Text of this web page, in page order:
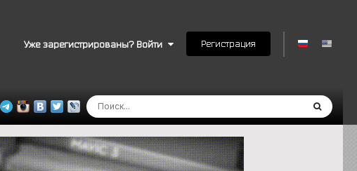
Уже зарегистрированы? Войти Регистрация